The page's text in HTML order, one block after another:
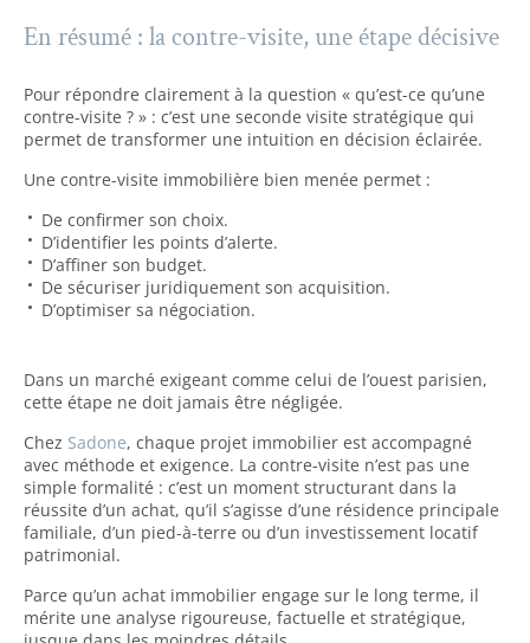
En résumé : la contre-visite, une étape décisive
Pour répondre clairement à la question « qu’est-ce qu’une
contre-visite ? » : c’est une seconde visite stratégique qui
permet de transformer une intuition en décision éclairée.
Une contre-visite immobilière bien menée permet :
De confirmer son choix.
D’identifier les points d’alerte.
D’affiner son budget.
De sécuriser juridiquement son acquisition.
D’optimiser sa négociation.
Dans un marché exigeant comme celui de l’ouest parisien,
cette étape ne doit jamais être négligée.
Chez Sadone, chaque projet immobilier est accompagné
avec méthode et exigence. La contre-visite n’est pas une
simple formalité : c’est un moment structurant dans la
réussite d’un achat, qu’il s’agisse d’une résidence principale
familiale, d’un pied-à-terre ou d’un investissement locatif
patrimonial.
Parce qu’un achat immobilier engage sur le long terme, il
mérite une analyse rigoureuse, factuelle et stratégique,